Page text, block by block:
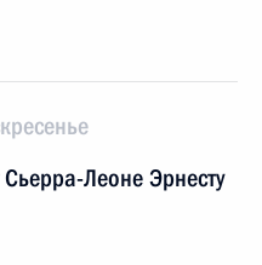
Леоне Эрнесту